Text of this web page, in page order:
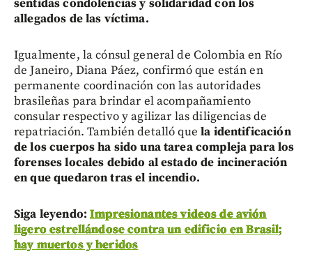
sentidas condolencias y solidaridad con los
allegados de las víctima.
Igualmente, la cónsul general de Colombia en Río
de Janeiro, Diana Páez, confirmó que están en
permanente coordinación con las autoridades
brasileñas para brindar el acompañamiento
consular respectivo y agilizar las diligencias de
repatriación. También detalló quela identificación
de los cuerpos ha sido una tarea compleja para los
forenses locales debido al estado de incineración
en que quedaron tras el incendio.
Siga leyendo:Impresionantes videos de avión
ligero estrellándose contra un edificio en Brasil;
hay muertos y heridos